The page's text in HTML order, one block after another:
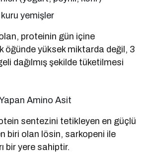
yemişler
proteinin gün içine
öğünde yüksek miktarda değil, 3
dağılmış şekilde tüketilmesi
Amino Asit
sentezini tetikleyen en güçlü
biri olan lösin, sarkopeni ile
bir yere sahiptir.